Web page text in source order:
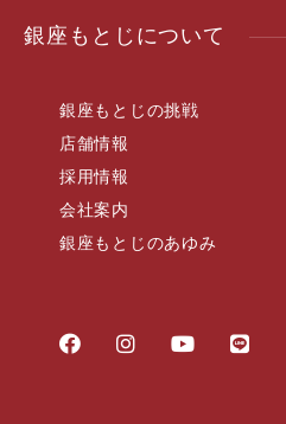
銀座もとじについて
銀座もとじの挑戦
店舗情報
採用情報
会社案内
銀座もとじのあゆみ